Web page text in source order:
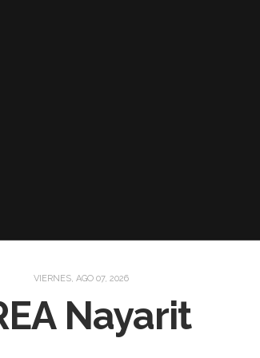
VIERNES, AGO 07, 2026